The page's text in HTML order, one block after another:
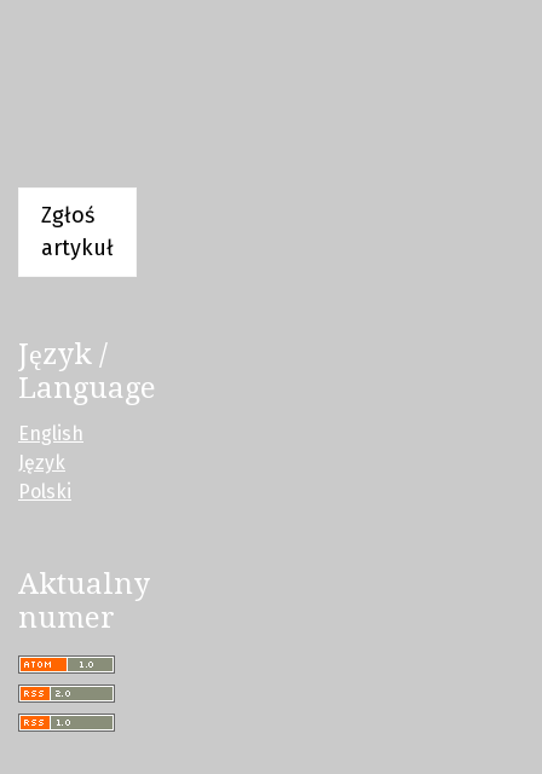
Zgłoś
artykuł
Język /
Language
English
Język
Polski
Aktualny
numer